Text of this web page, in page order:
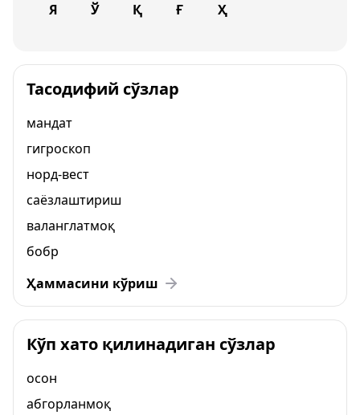
Я Ў Қ Ғ Ҳ
Тасодифий сўзлар
мандат
гигроскоп
норд-вест
саёзлаштириш
валанглатмоқ
бобр
Ҳаммасини кўриш
Кўп хато қилинадиган сўзлар
осон
абгорланмоқ